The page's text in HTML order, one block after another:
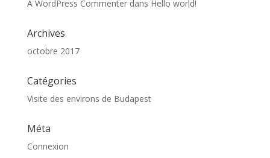
A WordPress Commenterdans Hello world!
Archives
octobre 2017
Catégories
Visite des environs de Budapest
Méta
Connexion